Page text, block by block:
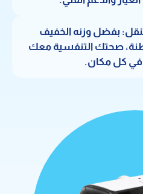
بفضل وزنه الخفيف
صحتك التنفسية معك
في كل مكان.